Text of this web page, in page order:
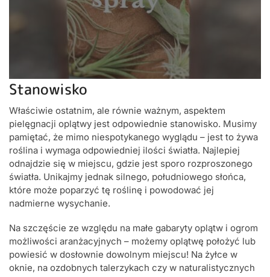
Stanowisko
Właściwie ostatnim, ale równie ważnym, aspektem
pielęgnacji oplątwy jest odpowiednie stanowisko. Musimy
pamiętać, że mimo niespotykanego wyglądu – jest to żywa
roślina i wymaga odpowiedniej ilości światła. Najlepiej
odnajdzie się w miejscu, gdzie jest sporo rozproszonego
światła. Unikajmy jednak silnego, południowego słońca,
które może poparzyć tę roślinę i powodować jej
nadmierne wysychanie.
Na szczęście ze względu na małe gabaryty oplątw i ogrom
możliwości aranżacyjnych – możemy oplątwę położyć lub
powiesić w dosłownie dowolnym miejscu! Na żyłce w
oknie, na ozdobnych talerzykach czy w naturalistycznych